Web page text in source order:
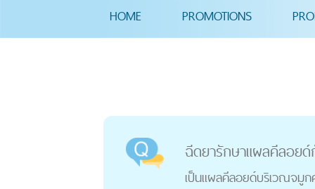
HOME PROMOTIONS
ฉีดยารักษาแผลคีลอย
เป็นแผลคีลอยด์บริเวณจมู